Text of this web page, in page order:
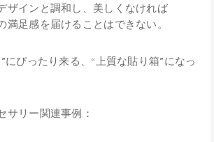
ザインと調和し、美しくなければ
満足感を届けることはできない。
にぴったり来る、“上質な貼り箱”になっ
サリー関連事例：